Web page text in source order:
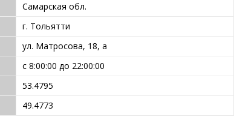
Самарская обл.
г. Тольятти
ул. Матросова, 18, а
с 8:00:00 до 22:00:00
53.4795
49.4773